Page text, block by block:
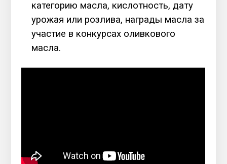
категорию масла, кислотность, дату
урожая или розлива, награды масла за
участие в конкурсах оливкового
масла.